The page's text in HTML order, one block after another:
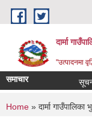
Skip to main content
दार्मा
"उत्पादनमा
समाचार
You are
Home » दार्मा